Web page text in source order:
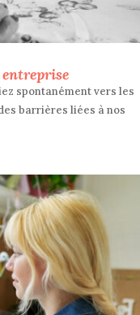
spontanément vers les
barrières liées à nos